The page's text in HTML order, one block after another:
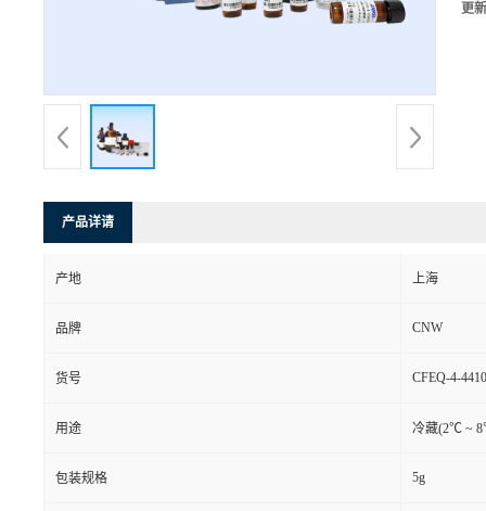
更
产品详请
产地 上海
品牌 CNW
货号 CFEQ-4-
用途 冷藏(2℃ ~
包装规格 5g